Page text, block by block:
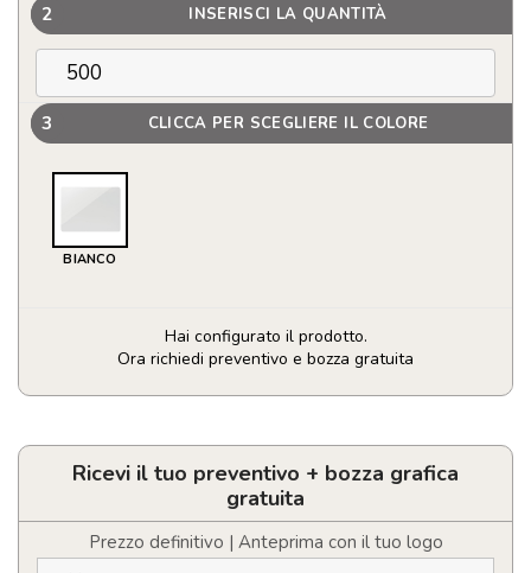
2 INSERISCI LA QUANTITÀ
3 CLICCA PER SCEGLIERE IL COLORE
BIANCO
Hai configurato il prodotto.
Ora richiedi preventivo e bozza gratuita
Magnete
in
quantità
Ricevi il tuo preventivo + bozza grafica
gratuita
Prezzo definitivo | Anteprima con il tuo logo